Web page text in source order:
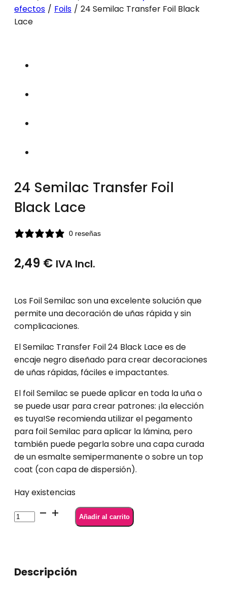
efectos / Foils / 24 Semilac Transfer Foil Black
Lace
24 Semilac Transfer Foil
Black Lace
0 reseñas
2,49 € IVA Incl.
Los Foil Semilac son una excelente solución que
permite una decoración de uñas rápida y sin
complicaciones.
El Semilac Transfer Foil 24 Black Lace es de
encaje negro diseñado para crear decoraciones
de uñas rápidas, fáciles e impactantes.
El foil Semilac se puede aplicar en toda la uña o
se puede usar para crear patrones: ¡la elección
es tuya!Se recomienda utilizar el pegamento
para foil Semilac para aplicar la lámina, pero
también puede pegarla sobre una capa curada
de un esmalte semipermanente o sobre un top
coat (con capa de dispersión).
Hay existencias
24
Semilac
Lace
Añadir al carrito
Descripción